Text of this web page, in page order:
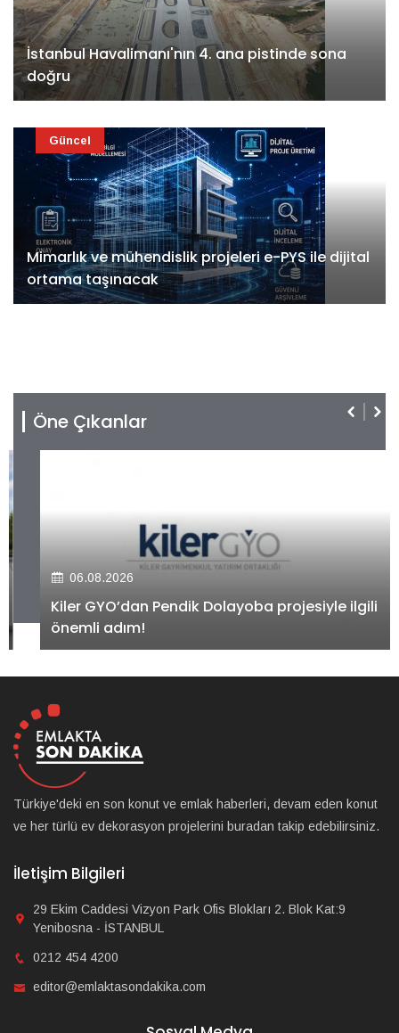
İstanbul Havalimanı'nın 4. ana pistinde sona
doğru
Mimarlık ve mühendislik projeleri e-PYS ile dijital
ortama taşınacak
Güncel
Öne Çıkanlar
06.08.2026
Kiler GYO’dan Pendik Dolayoba projesiyle ilgili
önemli adım!
Türkiye'deki en son konut ve emlak haberleri, devam eden konut
ve her türlü ev dekorasyon projelerini buradan takip edebilirsiniz.
İletişim Bilgileri
29 Ekim Caddesi Vizyon Park Ofis Blokları 2. Blok Kat:9
Yenibosna - İSTANBUL
0212 454 4200
editor@emlaktasondakika.com